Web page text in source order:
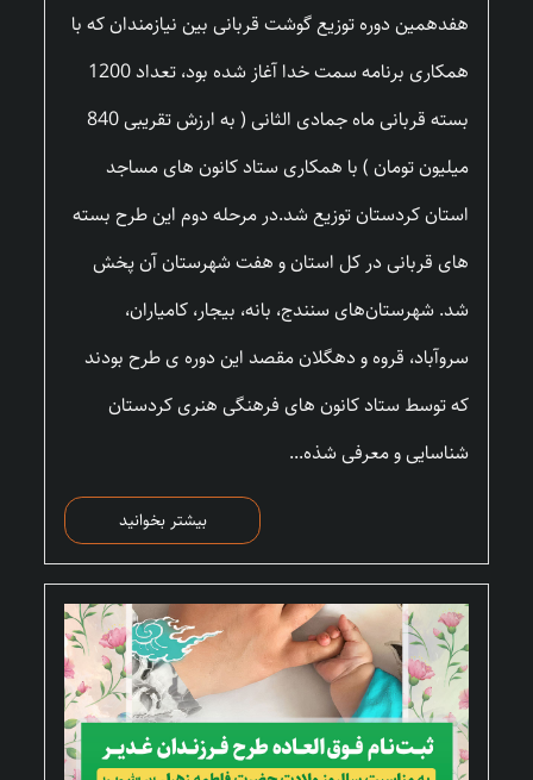
هفدهمین دوره توزیع گوشت قربانی بین نیازمندان که با
همکاری برنامه سمت خدا آغاز شده بود، تعداد 1200
بسته قربانی ماه جمادی الثانی ( به ارزش تقریبی 840
میلیون تومان ) با همکاری ستاد کانون های مساجد
استان کردستان توزیع شد.در مرحله دوم این طرح بسته
های قربانی در کل استان و هفت شهرستان آن پخش
شد. شهرستان‌های سنندج، بانه، بیجار، کامیاران،
سروآباد، قروه و دهگلان مقصد این دوره ی طرح بودند
که توسط ستاد کانون های فرهنگی هنری کردستان
شناسایی و معرفی شذه...
بیشتر بخوانید